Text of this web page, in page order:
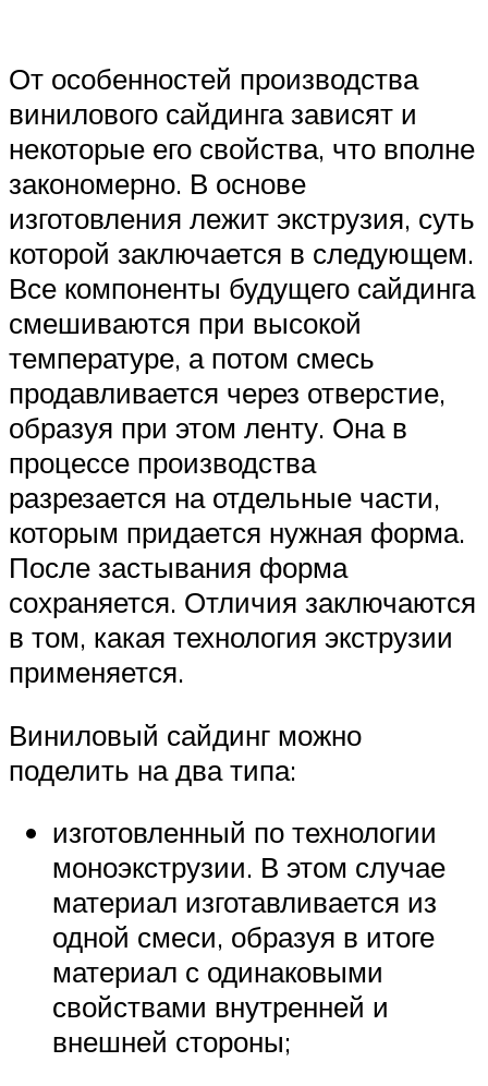
От особенностей производства
винилового сайдинга зависят и
некоторые его свойства, что вполне
закономерно. В основе
изготовления лежит экструзия, суть
которой заключается в следующем.
Все компоненты будущего сайдинга
смешиваются при высокой
температуре, а потом смесь
продавливается через отверстие,
образуя при этом ленту. Она в
процессе производства
разрезается на отдельные части,
которым придается нужная форма.
После застывания форма
сохраняется. Отличия заключаются
в том, какая технология экструзии
применяется.
Виниловый сайдинг можно
поделить на два типа:
изготовленный по технологии
моноэкструзии. В этом случае
материал изготавливается из
одной смеси, образуя в итоге
материал с одинаковыми
свойствами внутренней и
внешней стороны;